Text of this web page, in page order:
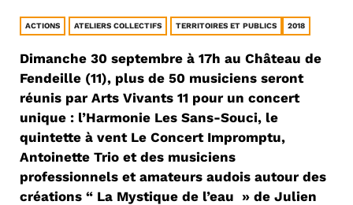
ACTIONS ATELIERS COLLECTIFS TERRITOIRES ET PUBLICS 2018
Dimanche 30 septembre à 17h au Château de
Fendeille (11), plus de 50 musiciens seront
réunis par Arts Vivants 11 pour un concert
unique : l’Harmonie Les Sans-Souci, le
quintette à vent Le Concert Impromptu,
Antoinette Trio et des musiciens
professionnels et amateurs audois autour des
créations “ La Mystique de l’eau » de Julien